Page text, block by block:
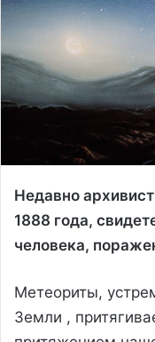
Недавно
1888 года,
человека,
Метеориты,
Земли ,